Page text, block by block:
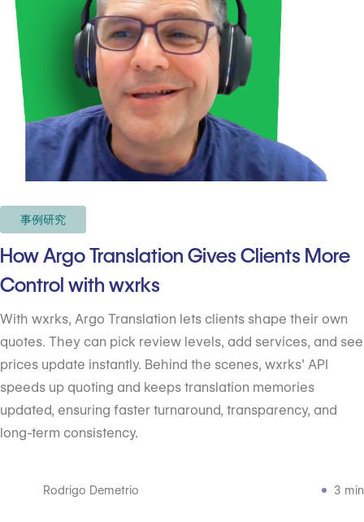
事例研究
How Argo Translation Gives Clients More
Control with wxrks
With wxrks, Argo Translation lets clients shape their own
quotes. They can pick review levels, add services, and see
prices update instantly. Behind the scenes, wxrks’ API
speeds up quoting and keeps translation memories
updated, ensuring faster turnaround, transparency, and
long-term consistency.
Rodrigo Demetrio 3 min